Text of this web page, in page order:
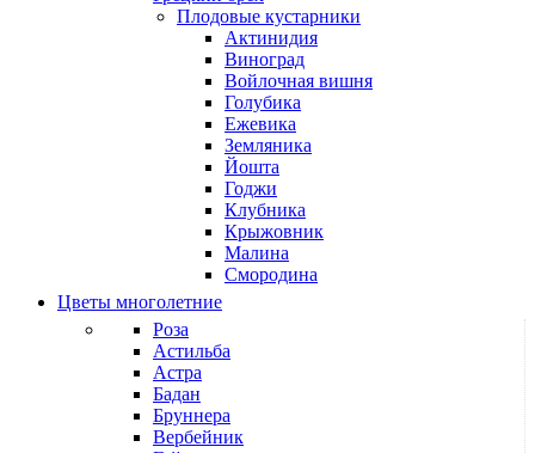
Плодовые кустарники
Актинидия
Виноград
Войлочная вишня
Голубика
Ежевика
Земляника
Йошта
Годжи
Клубника
Крыжовник
Малина
Смородина
Цветы многолетние
Роза
Астильба
Астра
Бадан
Бруннера
Вербейник